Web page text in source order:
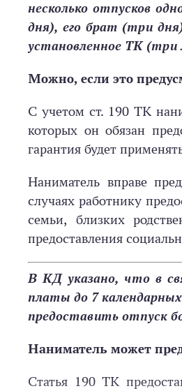
несколько отпусков
дня), его брат (три
установленное ТК (три
Можно, если это
С учетом ст. 190 ТК
которых он обязан
гарантия будет
Наниматель вправе
случаях работнику
семьи, близких
предоставления
В КД указано, что в
платы до 7
предоставить отпуск
Наниматель может
Статья 190 ТК